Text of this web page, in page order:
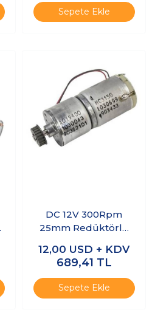
Sepete Ekle
DC 12V 300Rpm
25mm Redüktörlü
Motoru
12,00 USD + KDV
689,41 TL
Sepete Ekle